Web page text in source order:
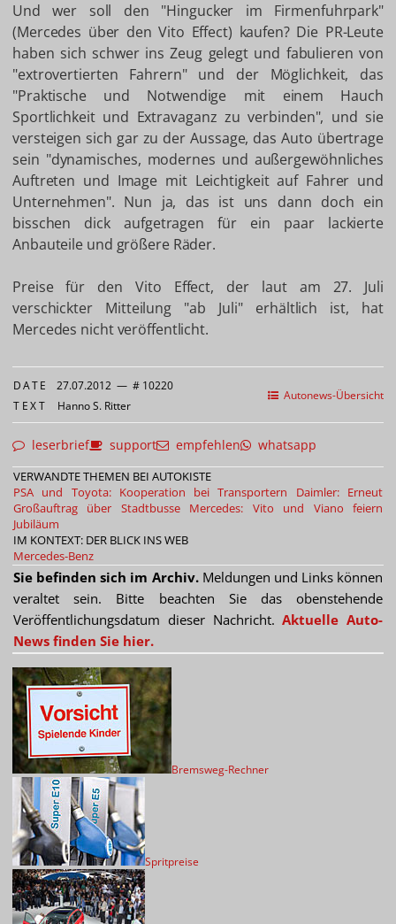
Und wer soll den "Hingucker im Firmenfuhrpark"
(Mercedes über den Vito Effect) kaufen? Die PR-Leute
haben sich schwer ins Zeug gelegt und fabulieren von
"extrovertierten Fahrern" und der Möglichkeit, das
"Praktische und Notwendige mit einem Hauch
Sportlichkeit und Extravaganz zu verbinden", und sie
versteigen sich gar zu der Aussage, das Auto übertrage
sein "dynamisches, modernes und außergewöhnliches
Auftreten und Image mit Leichtigkeit auf Fahrer und
Unternehmen". Nun ja, das ist uns dann doch ein
bisschen dick aufgetragen für ein paar lackierte
Anbauteile und größere Räder.
Preise für den Vito Effect, der laut am 27. Juli
verschickter Mitteilung "ab Juli" erhältlich ist, hat
Mercedes nicht veröffentlicht.
Autonews-Übersicht
DATE 27.07.2012 — # 10220
TEXT Hanno S. Ritter
leserbrief support empfehlen whatsapp
VERWANDTE THEMEN BEI AUTOKISTE
PSA und Toyota: Kooperation bei Transportern
Daimler: Erneut
Großauftrag über Stadtbusse
Mercedes: Vito und Viano feiern
Jubiläum
IM KONTEXT: DER BLICK INS WEB
Mercedes-Benz
Sie befinden sich im Archiv.Meldungen und Links können
veraltet sein. Bitte beachten Sie das obenstehende
Veröffentlichungsdatum dieser Nachricht.Aktuelle Auto-
News finden Sie hier.
Bremsweg-Rechner
Spritpreise